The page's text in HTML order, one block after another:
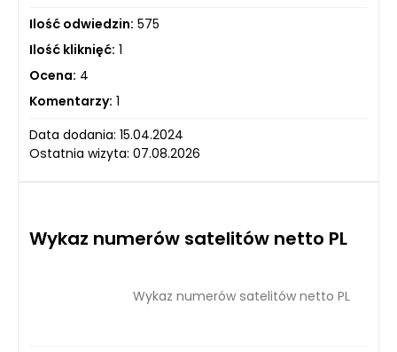
Ilość odwiedzin: 575
Ilość kliknięć: 1
Ocena: 4
Komentarzy: 1
Data dodania: 15.04.2024
Ostatnia wizyta: 07.08.2026
Wykaz numerów satelitów netto PL
Wykaz numerów satelitów netto PL